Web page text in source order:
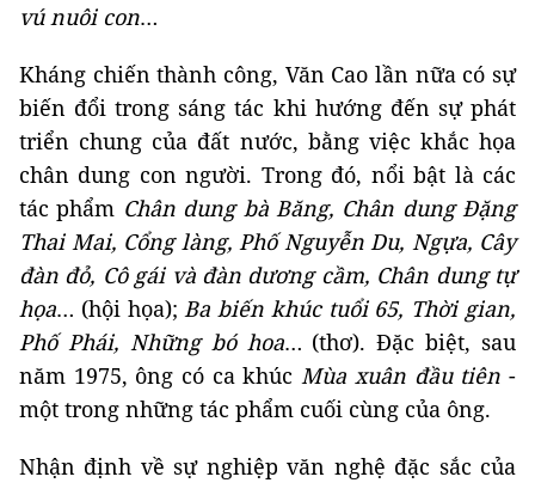
vú nuôi con…
Kháng chiến thành công, Văn Cao lần nữa có sự
biến đổi trong sáng tác khi hướng đến sự phát
triển chung của đất nước, bằng việc khắc họa
chân dung con người. Trong đó, nổi bật là các
tác phẩm Chân dung bà Băng, Chân dung Đặng
Thai Mai, Cổng làng, Phố Nguyễn Du, Ngựa, Cây
đàn đỏ, Cô gái và đàn dương cầm, Chân dung tự
họa… (hội họa);Ba biến khúc tuổi 65, Thời gian,
Phố Phái, Những bó hoa… (thơ). Đặc biệt, sau
năm 1975, ông có ca khúcMùa xuân đầu tiên-
một trong những tác phẩm cuối cùng của ông.
Nhận định về sự nghiệp văn nghệ đặc sắc của